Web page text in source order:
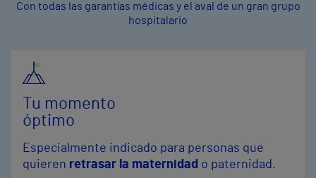
Con todas las garantías médicas y el aval de un gran grupo
hospitalario
Tu momento
óptimo
Especialmente indicado para personas que
quieren retrasar la maternidad o paternidad.